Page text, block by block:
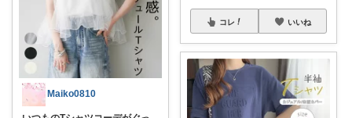
Maiko0810
コレ いいね